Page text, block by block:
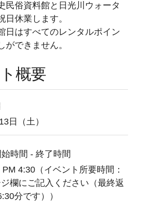
民俗資料館と日光川ウォータ
日休業します。
日はすべてのレンタルポイン
ができません。
概要
日（土）
時間 - 終了時間
4:30（イベント所要時間：
欄にご記入ください（最終返
分です））